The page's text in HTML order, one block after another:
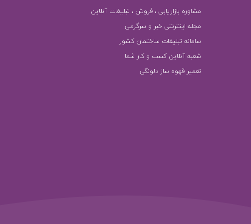
مشاوره بازاریابی ، فروش ، تبلیغات آنلاین
مجله اینترنتی خبر و سرگرمی
سامانه تبلیغات ساختمان کشور
شعبه آنلاین کسب و کار شما
تعمیر قهوه ساز دلونگی